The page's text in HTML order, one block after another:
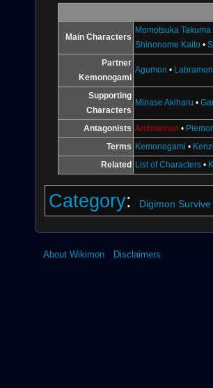
主に支配されて、
平気な子じゃない
ミユキ、もう少し
僕たちが必ず助け
レナモン：
50年前、ミユキが
迷い込んだときに
ミユキの相棒でず
ミユキは途中で主
自我がなくなって
Main Characters
Momotsuka Takuma
Shinonome Kaito •
Partner
Kemonogami
Agumon • Labramon
Supporting
Characters
Minase Akiharu •
Antagonists Archnemon •
Terms Kemonogami •
Related
List of Characters •
Category: Digimon
About Wikimon Disclaimers